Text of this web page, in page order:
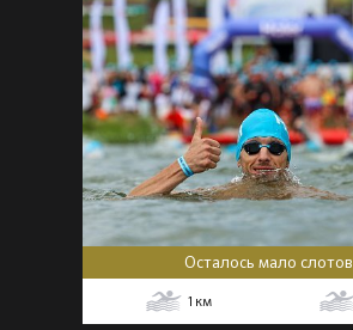
Осталось мало слотов
1 км